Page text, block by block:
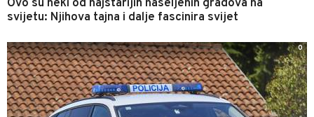
Ovo su neki od najstarijih naseljenih gradova na
svijetu: Njihova tajna i dalje fascinira svijet
0